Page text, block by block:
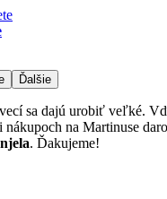
Ďalšie
sa dajú urobiť veľké.
nákupoch na Martinuse
. Ďakujeme!